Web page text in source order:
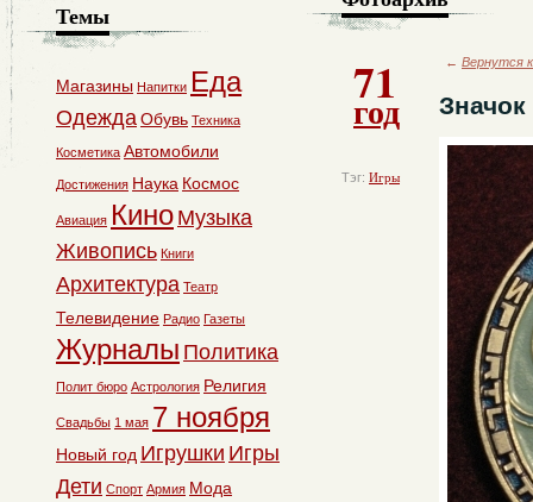
71
год
Тэг: Игры
← Вернутся
Темы
Магазины Напитки Еда
ОдеждаОбувь Техника
Косметика Автомобили
Достижения Наука Космос
Авиация Кино Музыка
Живопись Книги
Архитектура Театр
Телевидение Радио Газеты
Журналы Политика
Полит бюро Астрология Религия
Свадьбы 1 мая 7 ноября
Новый год Игрушки Игры
Дети Спорт Армия Мода